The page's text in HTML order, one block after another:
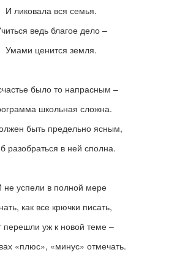
И ликовала вся семья.
ведь благое дело –
Умами ценится земля.
было то напрасным –
школьная сложна.
быть предельно ясным,
разобраться в ней сполна.
не успели в полной мере
как все крючки писать,
перешли уж к новой теме –
«плюс», «минус» отмечать.